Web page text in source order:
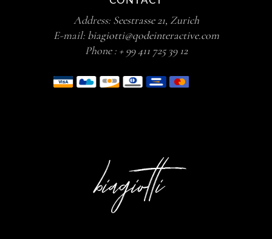
Address: Seestrasse 21, Zurich
E-mail: biagiotti@qodeinteractive.com
Phone : + 99 411 725 39 12